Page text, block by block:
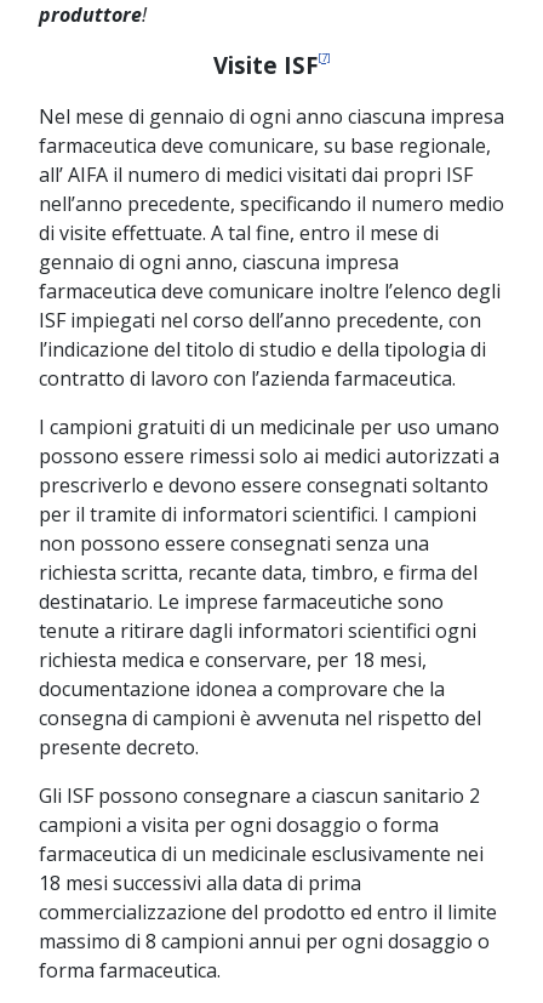
produttore!
Visite ISF[7]
Nel mese di gennaio di ogni anno ciascuna impresa
farmaceutica deve comunicare, su base regionale,
all’ AIFA il numero di medici visitati dai propri ISF
nell’anno precedente, specificando il numero medio
di visite effettuate. A tal fine, entro il mese di
gennaio di ogni anno, ciascuna impresa
farmaceutica deve comunicare inoltre l’elenco degli
ISF impiegati nel corso dell’anno precedente, con
l’indicazione del titolo di studio e della tipologia di
contratto di lavoro con l’azienda farmaceutica.
I campioni gratuiti di un medicinale per uso umano
possono essere rimessi solo ai medici autorizzati a
prescriverlo e devono essere consegnati soltanto
per il tramite di informatori scientifici. I campioni
non possono essere consegnati senza una
richiesta scritta, recante data, timbro, e firma del
destinatario. Le imprese farmaceutiche sono
tenute a ritirare dagli informatori scientifici ogni
richiesta medica e conservare, per 18 mesi,
documentazione idonea a comprovare che la
consegna di campioni è avvenuta nel rispetto del
presente decreto.
Gli ISF possono consegnare a ciascun sanitario 2
campioni a visita per ogni dosaggio o forma
farmaceutica di un medicinale esclusivamente nei
18 mesi successivi alla data di prima
commercializzazione del prodotto ed entro il limite
massimo di 8 campioni annui per ogni dosaggio o
forma farmaceutica.